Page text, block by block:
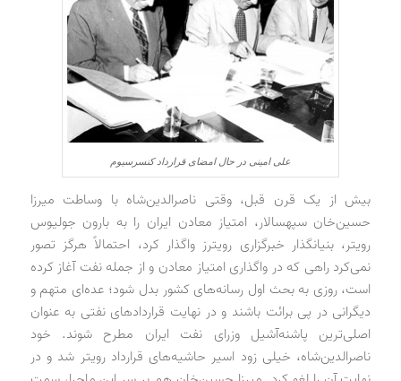
علی امینی در حال امضای قرارداد کنسرسیوم
بیش از یک قرن قبل، وقتی ناصرالدین‌شاه با وساطت میرزا
حسین‌خان سپهسالار، امتیاز معادن ایران را به بارون جولیوس
رویتر، بنیانگذار خبرگزاری رویترز واگذار کرد، احتمالاً هرگز تصور
نمی‌کرد راهی که در واگذاری امتیاز معادن و از جمله نفت آغاز کرده
است، روزی به بحث اول رسانه‌های کشور بدل شود؛ عده‌ای متهم و
دیگرانی در پی برائت باشند و در نهایت قراردادهای نفتی به عنوان
اصلی‌ترین پاشنه‌آشیل وزرای نفت ایران مطرح شوند. خود
ناصرالدین‌شاه، خیلی زود اسیر حاشیه‌های قرارداد رویتر شد و در